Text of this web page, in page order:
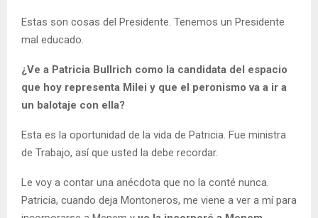
Estas son cosas del Presidente. Tenemos un Presidente
mal educado.
¿Ve a Patricia Bullrich como la candidata del espacio
que hoy representa Milei y que el peronismo va a ir a
un balotaje con ella?
Esta es la oportunidad de la vida de Patricia. Fue ministra
de Trabajo, así que usted la debe recordar.
Le voy a contar una anécdota que no la conté nunca.
Patricia, cuando deja Montoneros, me viene a ver a mí para